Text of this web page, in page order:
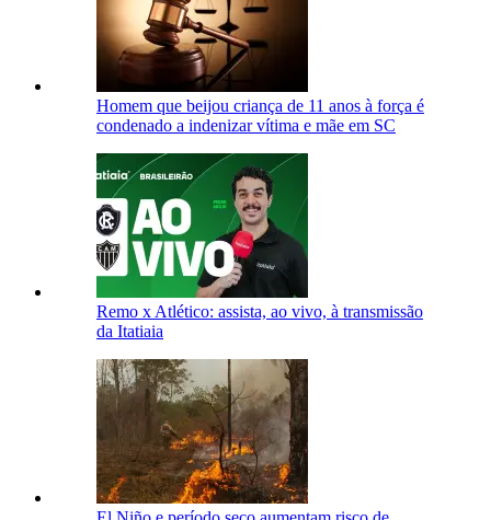
Homem que beijou criança de 11 anos à força é
condenado a indenizar vítima e mãe em SC
Remo x Atlético: assista, ao vivo, à transmissão
da Itatiaia